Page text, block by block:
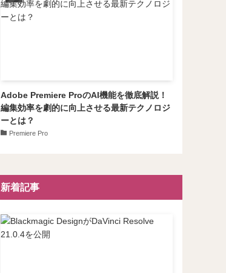
Adobe Premiere ProのAI機能を徹底解説！
編集効率を劇的に向上させる最新テクノロジ
ーとは？
Premiere Pro
新着記事